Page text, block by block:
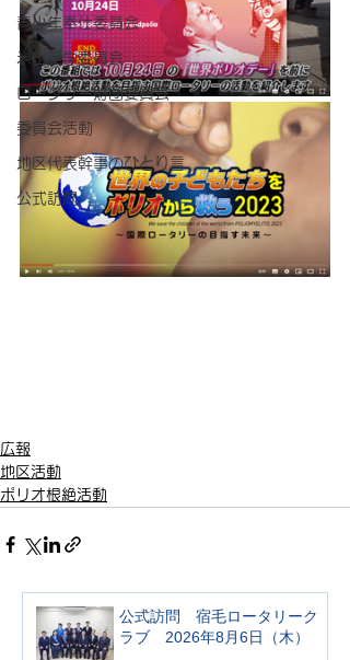
青少年奉仕委員会
米山奨学委員会
ロータリー財団委員会
委員会活動
地区代表幹事のひとり言
公式訪問
広報
地区活動
ポリオ根絶活動
公式訪問 宿毛ロータリーク
ラブ 2026年8月6日（木）